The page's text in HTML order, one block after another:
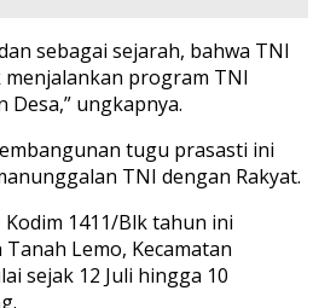
sebagai sejarah, bahwa TNI
program TNI
ungkapnya.
tugu prasasti ini
TNI dengan Rakyat.
1411/Blk tahun ini
Lemo, Kecamatan
sejak 12 Juli hingga 10